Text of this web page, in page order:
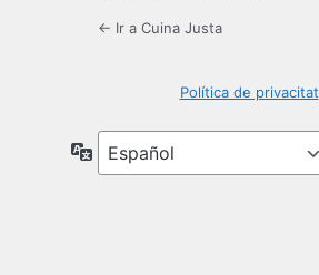
← Ir a Cuina Justa
Política de privacitat
Idioma